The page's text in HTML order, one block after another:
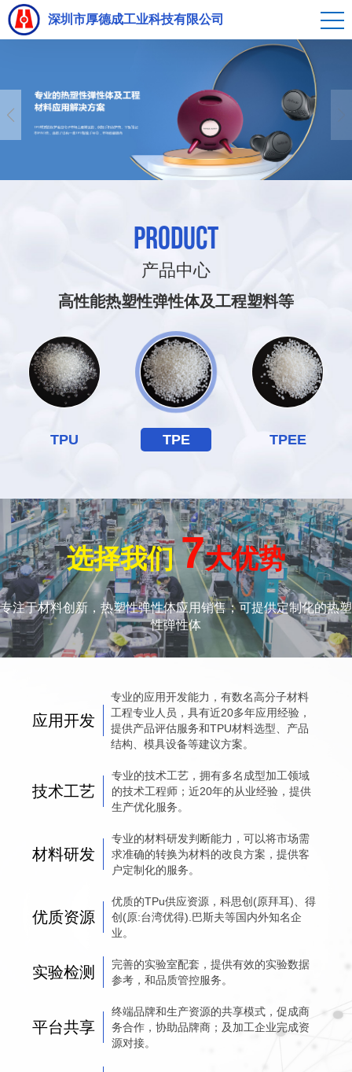
深圳市厚德成工业科技有限公司
PRODUCT
产品中心
高性能热塑性弹性体及工程塑料等
TPU TPE TPEE
选择我们7大优势
专注于材料创新，热塑性弹性体应用销售；可提供定制化的热塑
性弹性体
应用开发
专业的应用开发能力，有数名高分子材料
工程专业人员，具有近20多年应用经验，
提供产品评估服务和TPU材料选型、产品
结构、模具设备等建议方案。
技术工艺
专业的技术工艺，拥有多名成型加工领域
的技术工程师；近20年的从业经验，提供
生产优化服务。
材料研发
专业的材料研发判断能力，可以将市场需
求准确的转换为材料的改良方案，提供客
户定制化的服务。
优质资源
优质的TPu供应资源，科思创(原拜耳)、得
创(原:台湾优得).巴斯夫等国内外知名企
业。
实验检测
完善的实验室配套，提供有效的实验数据
参考，和品质管控服务。
平台共享
终端品牌和生产资源的共享模式，促成商
务合作，协助品牌商；及加工企业完成资
源对接。